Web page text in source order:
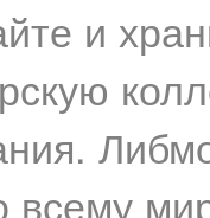
и
всему